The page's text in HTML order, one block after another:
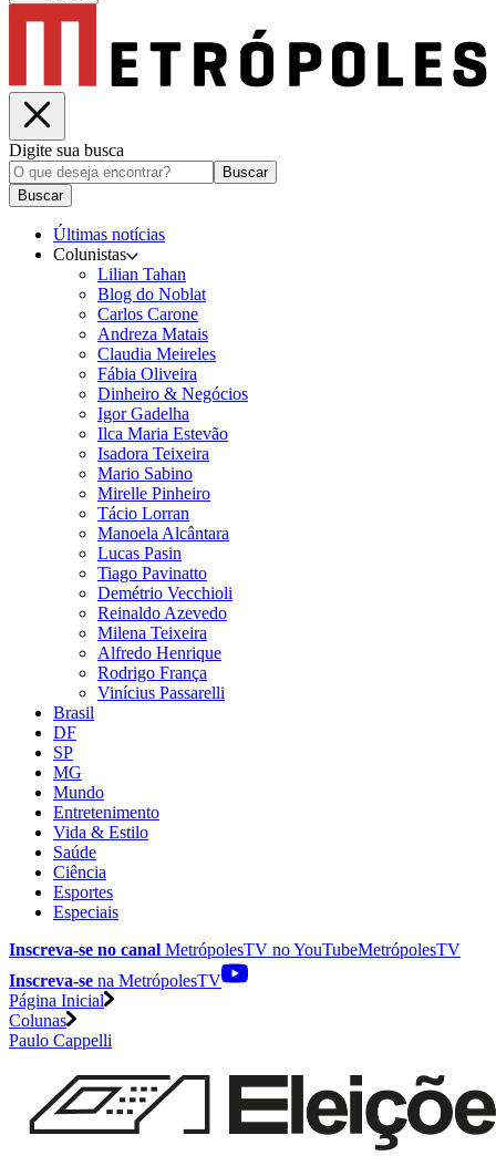
Digite sua busca
Buscar
Buscar
Últimas notícias
Colunistas
Lilian Tahan
Blog do Noblat
Carlos Carone
Andreza Matais
Claudia Meireles
Fábia Oliveira
Dinheiro & Negócios
Igor Gadelha
Ilca Maria Estevão
Isadora Teixeira
Mario Sabino
Mirelle Pinheiro
Tácio Lorran
Manoela Alcântara
Lucas Pasin
Tiago Pavinatto
Demétrio Vecchioli
Reinaldo Azevedo
Milena Teixeira
Alfredo Henrique
Rodrigo França
Vinícius Passarelli
Brasil
DF
SP
MG
Mundo
Entretenimento
Vida & Estilo
Saúde
Ciência
Esportes
Especiais
Inscreva-se no canal MetrópolesTV noYouTubeMetrópolesTV
Inscreva-se na MetrópolesTV
Página Inicial
Colunas
Paulo Cappelli